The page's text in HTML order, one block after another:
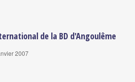
de la BD d'Angoulême
2007